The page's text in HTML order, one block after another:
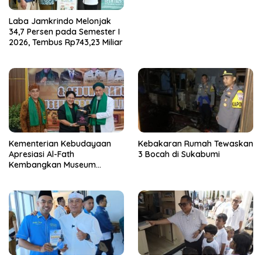
Laba Jamkrindo Melonjak
34,7 Persen pada Semester I
2026, Tembus Rp743,23 Miliar
Kementerian Kebudayaan
Apresiasi Al-Fath
Kembangkan Museum
Kebakaran Rumah Tewaskan
3 Bocah di Sukabumi